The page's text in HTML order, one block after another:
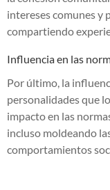
intereses comunes y
compartiendo
Influencia en las
Por último, la
personalidades que
impacto en las
incluso moldeando
comportamientos